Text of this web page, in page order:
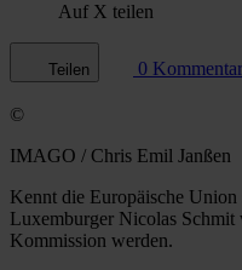
Auf X teilen
Teilen 0
©
IMAGO / Chris Emil Janßen
Kennt die Europäische
Luxemburger Nicolas
Kommission werden.